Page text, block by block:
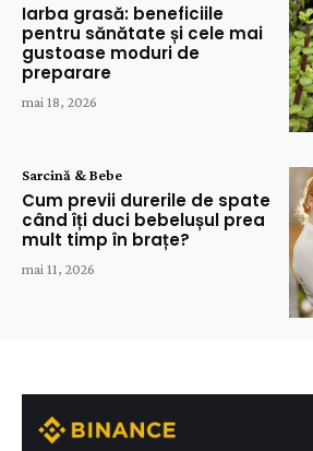
Iarba grasă: beneficiile
pentru sănătate și cele mai
gustoase moduri de
preparare
mai 18, 2026
Sarcină & Bebe
Cum previi durerile de spate
când îți duci bebelușul prea
mult timp în brațe?
mai 11, 2026